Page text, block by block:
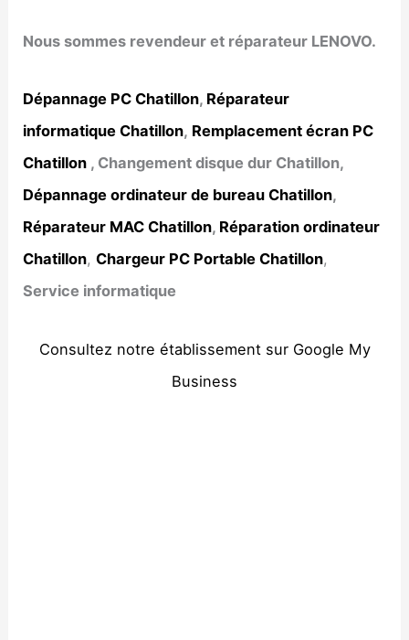
Nous sommes revendeur et réparateur LENOVO.
Dépannage PC Chatillon, Réparateur
informatique Chatillon, Remplacement écran PC
Chatillon , Changement disque dur Chatillon,
Dépannage ordinateur de bureau Chatillon,
Réparateur MAC Chatillon, Réparation ordinateur
Chatillon, Chargeur PC Portable Chatillon,
Service informatique
Consultez notre établissement sur Google My
Business